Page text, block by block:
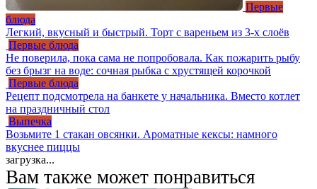
Первые
блюда
Легкий, вкусный и быстрый. Торт с вареньем из 3-х слоёв
Первые блюда
Не поверила, пока сама не попробовала. Как пожарить рыбу
без брызг на воде: сочная рыбка с хрустящей корочкой
Первые блюда
Рецепт подсмотрела на банкете у начальника. Вместо котлет
на праздничный стол
Выпечка
Возьмите 1 стакан овсянки. Ароматные кексы: намного
вкуснее пиццы
загрузка...
Вам также может понравиться